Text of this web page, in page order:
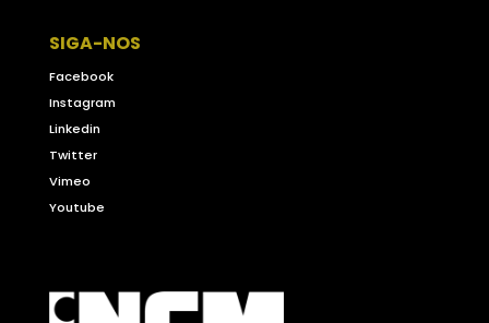
SIGA-NOS
Facebook
Instagram
Linkedin
Twitter
Vimeo
Youtube